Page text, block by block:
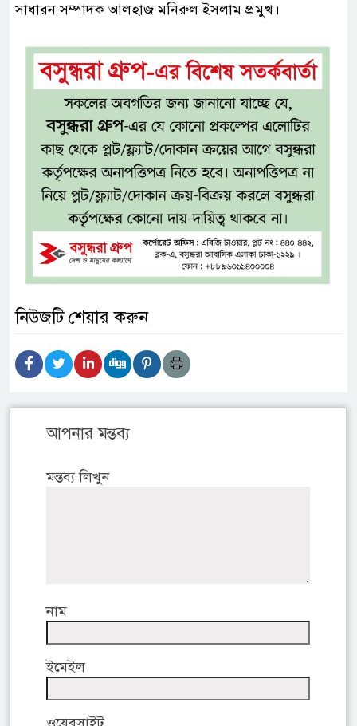
সাধারন সম্পাদক আলহাজ মনিরুল ইসলাম প্রমুখ।
নিউজটি শেয়ার করুন
আপনার মন্তব্য
মন্তব্য লিখুন
নাম
ইমেইল